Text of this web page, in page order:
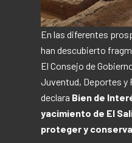
En las diferentes
han descubierto
El Consejo de
Juventud, Deportes y
declara Bien de
yacimiento de El
proteger y